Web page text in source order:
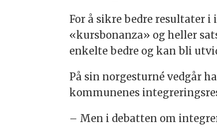
For å sikre bedre resultater
«kursbonanza» og heller
enkelte bedre og kan bli
På sin norgesturné vedgår
kommunenes
– Men i debatten om